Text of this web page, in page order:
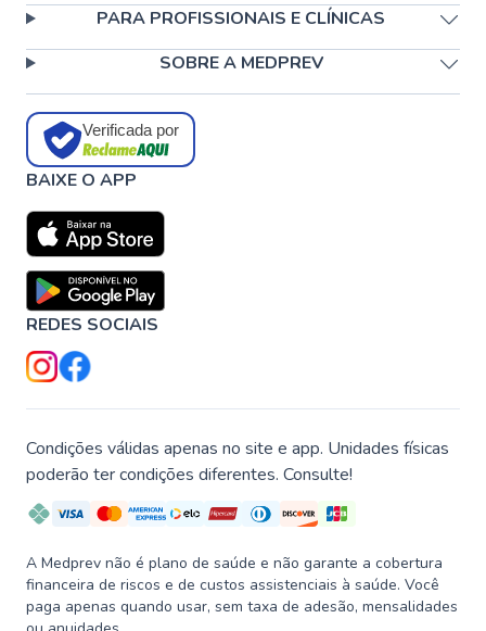
PARA PROFISSIONAIS E CLÍNICAS
SOBRE A MEDPREV
Verificada por
BAIXE O APP
REDES SOCIAIS
Condições válidas apenas no site e app. Unidades físicas
poderão ter condições diferentes. Consulte!
A Medprev não é plano de saúde e não garante a cobertura
financeira de riscos e de custos assistenciais à saúde. Você
paga apenas quando usar, sem taxa de adesão, mensalidades